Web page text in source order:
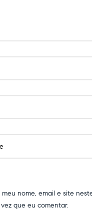
meu nome, email e site
que eu comentar.